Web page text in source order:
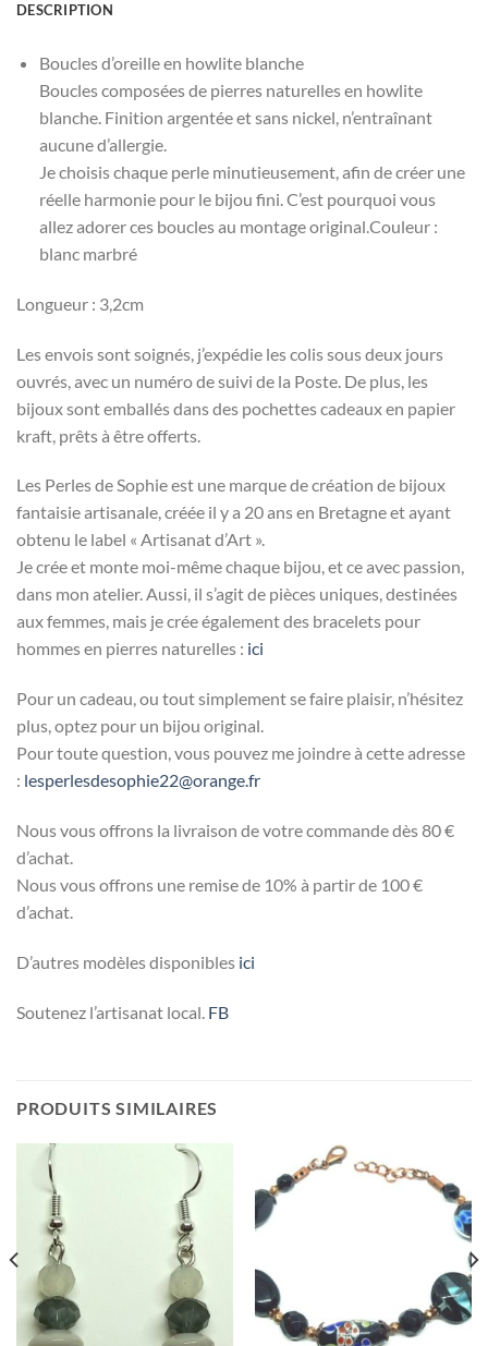
DESCRIPTION
Boucles d’oreille en howlite blanche
Boucles composées de pierres naturelles en howlite
blanche. Finition argentée et sans nickel, n’entraînant
aucune d’allergie.
Je choisis chaque perle minutieusement, afin de créer une
réelle harmonie pour le bijou fini. C’est pourquoi vous
allez adorer ces boucles au montage original.Couleur :
blanc marbré
Longueur : 3,2cm
Les envois sont soignés, j’expédie les colis sous deux jours
ouvrés, avec un numéro de suivi de la Poste. De plus, les
bijoux sont emballés dans des pochettes cadeaux en papier
kraft, prêts à être offerts.
Les Perles de Sophie est une marque de création de bijoux
fantaisie artisanale, créée il y a 20 ans en Bretagne et ayant
obtenu le label « Artisanat d’Art ».
Je crée et monte moi-même chaque bijou, et ce avec passion,
dans mon atelier. Aussi, il s’agit de pièces uniques, destinées
aux femmes, mais je crée également des bracelets pour
hommes en pierres naturelles : ici
Pour un cadeau, ou tout simplement se faire plaisir, n’hésitez
plus, optez pour un bijou original.
Pour toute question, vous pouvez me joindre à cette adresse
: lesperlesdesophie22@orange.fr
Nous vous offrons la livraison de votre commande dès 80 €
d’achat.
Nous vous offrons une remise de 10% à partir de 100 €
d’achat.
D’autres modèles disponibles ici
Soutenez l’artisanat local. FB
PRODUITS SIMILAIRES